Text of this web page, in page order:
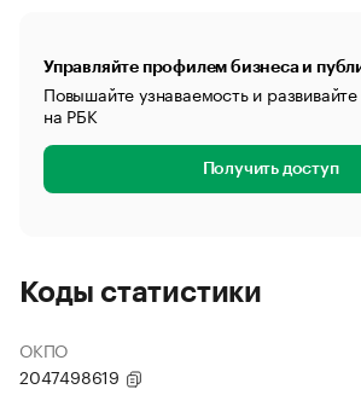
Управляйте профилем бизнеса и
Повышайте узнаваемость и
на РБК
Получить доступ
Коды статистики
ОКПО
2047498619